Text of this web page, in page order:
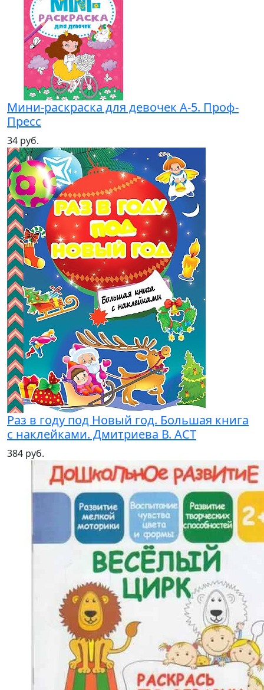
Мини-раскраска для девочек А-5. Проф-
Пресс
34 руб.
Раз в году под Новый год. Большая книга
с наклейками. Дмитриева В. АСТ
384 руб.